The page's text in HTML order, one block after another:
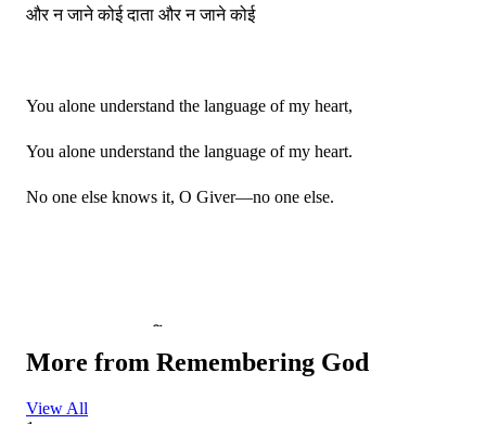
और न जाने कोई दाता और न जाने कोई
You alone understand the language of my heart,
You alone understand the language of my heart.
No one else knows it, O Giver—no one else.
More from Remembering God
View All